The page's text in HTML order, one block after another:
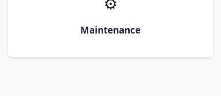
Maintenance